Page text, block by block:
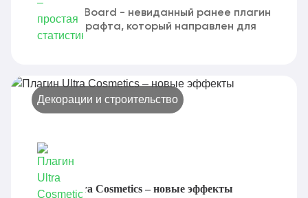
MultiScoreBoard - невиданный ранее плагин
для Майнкрафта, который направлен для
тех, кто...
Декорации и строительство
Плагин Ultra Cosmetics – новые эффекты